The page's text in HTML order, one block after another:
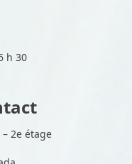
h 30
2e étage